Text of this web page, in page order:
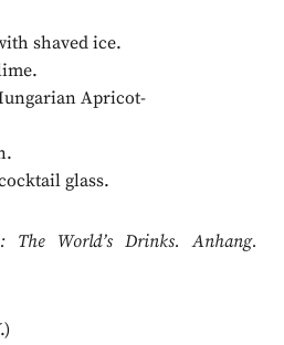
shaved ice.
Apricot-
glass.
World’s Drinks. Anhang.